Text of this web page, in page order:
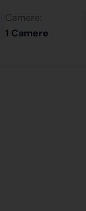
Camere:
1 Camere